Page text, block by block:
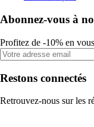
Abonnez-vous à
Profitez de -10% en
Restons connectés
Retrouvez-nous sur les